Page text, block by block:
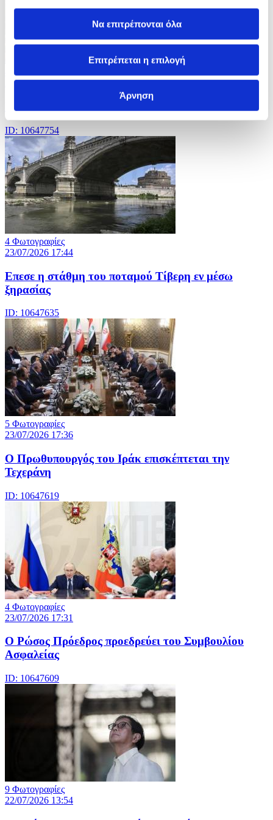
Να επιτρέπονται όλα
Επιτρέπεται η επιλογή
Άρνηση
4 Φωτογραφίες
23/07/2026 18:15
Συνεχίζεται ο Γύρος της Γαλλίας, Tour de France
ID: 10647754
4 Φωτογραφίες
23/07/2026 17:44
Επεσε η στάθμη του ποταμού Τίβερη εν μέσω
ξηρασίας
ID: 10647635
5 Φωτογραφίες
23/07/2026 17:36
Ο Πρωθυπουργός του Ιράκ επισκέπτεται την
Τεχεράνη
ID: 10647619
4 Φωτογραφίες
23/07/2026 17:31
Ο Ρώσος Πρόεδρος προεδρεύει του Συμβουλίου
Ασφαλείας
ID: 10647609
9 Φωτογραφίες
22/07/2026 13:54